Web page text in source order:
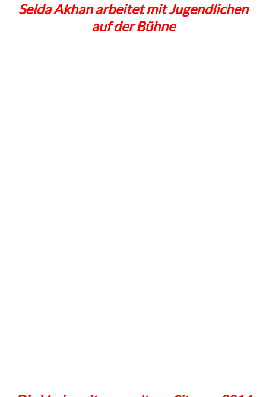
Selda Akhan arbeitet mit Jugendlichen
auf der Bühne